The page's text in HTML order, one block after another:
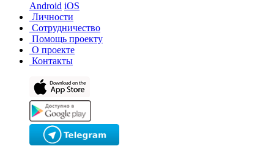
Android iOS
Личности
Сотрудничество
Помощь проекту
О проекте
Контакты